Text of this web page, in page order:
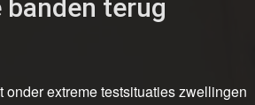
terug
extreme testsituaties zwellingen